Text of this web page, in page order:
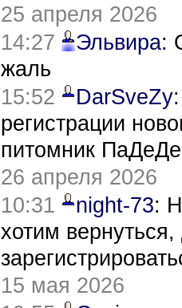
25 апреля 2026
14:27
Эльвира:
жаль
15:52
DarSveZy
регистрации
питомник
26 апреля 2026
10:31
night-73:
хотим
15 мая 2026